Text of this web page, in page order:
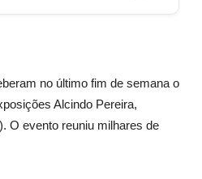
no último fim de semana o
Alcindo Pereira,
O evento reuniu milhares de